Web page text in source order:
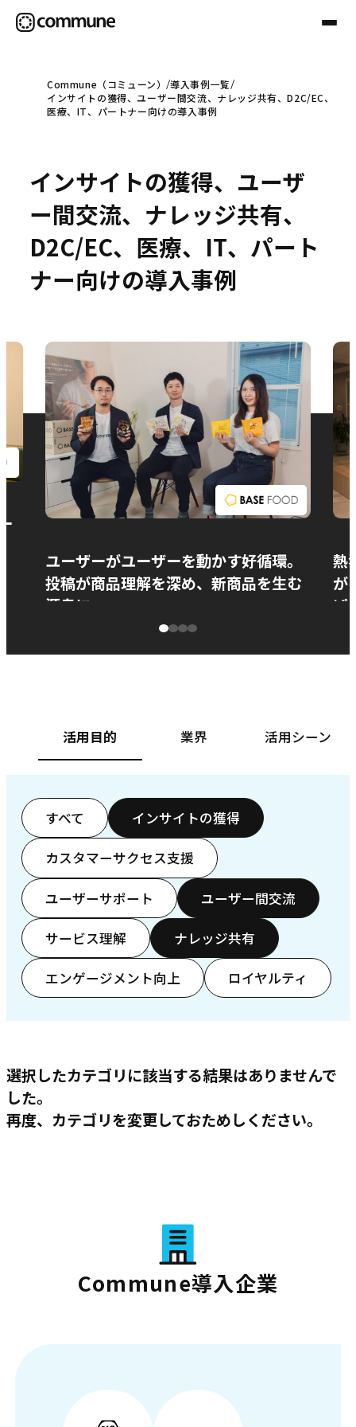
Communeについて
事例
セミナー
お問い合わせ
Commune（コミューン）
導入事例一覧
インサイトの獲得、ユーザー間交流、ナレッジ共有、D2C/EC、
医療、IT、パートナー向けの導入事例
インサイトの獲得、ユーザ
ー間交流、ナレッジ共有、
D2C/EC、医療、IT、パート
ナー向けの導入事例
ユーザーがユーザーを動かす好循環。
投稿が商品理解を深め、新商品を生む
源泉に
熱
が
ぱ
活用目的 業界 活用シーン
すべて インサイトの獲得
カスタマーサクセス支援
ユーザーサポート ユーザー間交流
サービス理解 ナレッジ共有
エンゲージメント向上 ロイヤルティ
選択したカテゴリに該当する結果はありませんで
した。
再度、カテゴリを変更しておためしください。
Commune導入企業